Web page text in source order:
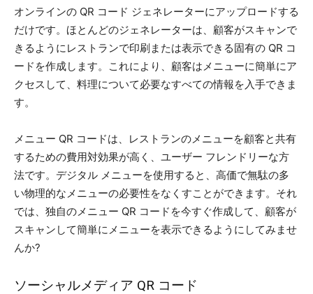
オンラインの QR コード ジェネレーターにアップロードする
だけです。ほとんどのジェネレーターは、顧客がスキャンで
きるようにレストランで印刷または表示できる固有の QR コ
ードを作成します。これにより、顧客はメニューに簡単にア
クセスして、料理について必要なすべての情報を入手できま
す。
メニュー QR コードは、レストランのメニューを顧客と共有
するための費用対効果が高く、ユーザー フレンドリーな方
法です。デジタル メニューを使用すると、高価で無駄の多
い物理的なメニューの必要性をなくすことができます。それ
では、独自のメニュー QR コードを今すぐ作成して、顧客が
スキャンして簡単にメニューを表示できるようにしてみませ
んか?
ソーシャルメディア QR コード